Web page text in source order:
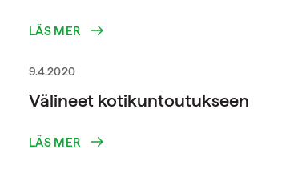
LÄS MER
9.4.2020
Välineet kotikuntoutukseen
LÄS MER